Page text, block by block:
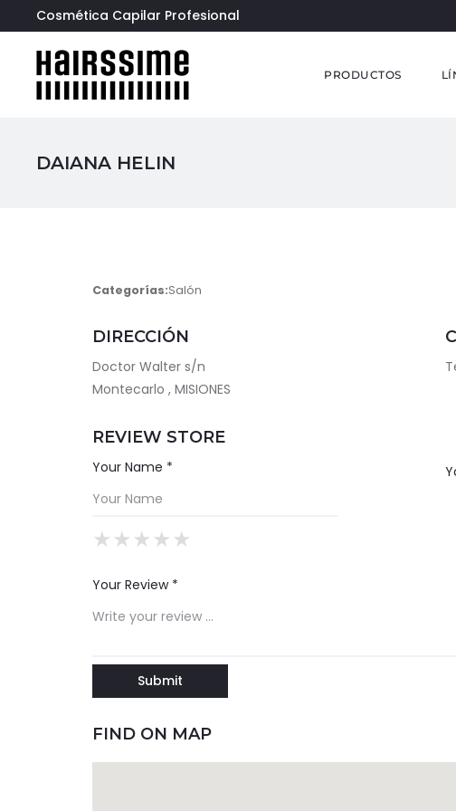
Cosmética Capilar Profesional
PRODUCTOS
DAIANA HELIN
Categorías:Salón
DIRECCIÓN
Doctor Walter s/n
Montecarlo , MISIONES
REVIEW STORE
Your Name *
★
★★
★★★
★★★★
★★★★★
Your Review *
FIND ON MAP